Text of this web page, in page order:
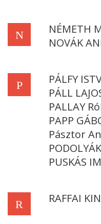
N
NÉMETH
NOVÁK
P
PÁLFY
PÁLL
PALLAY
PAPP
Pásztor
PUSKÁS
R RAFFAI